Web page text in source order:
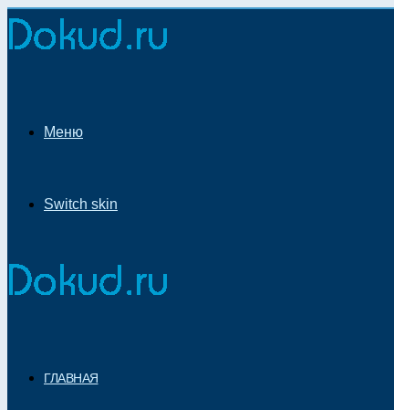
Меню
Switch skin
ГЛАВНАЯ